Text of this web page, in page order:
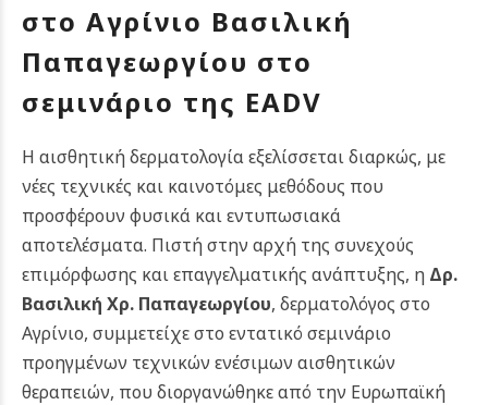
στο Αγρίνιο Βασιλική
Παπαγεωργίου στο
σεμινάριο της EADV
Η αισθητική δερματολογία εξελίσσεται διαρκώς, με
νέες τεχνικές και καινοτόμες μεθόδους που
προσφέρουν φυσικά και εντυπωσιακά
αποτελέσματα. Πιστή στην αρχή της συνεχούς
επιμόρφωσης και επαγγελματικής ανάπτυξης, η Δρ.
Βασιλική Χρ. Παπαγεωργίου, δερματολόγος στο
Αγρίνιο, συμμετείχε στο εντατικό σεμινάριο
προηγμένων τεχνικών ενέσιμων αισθητικών
θεραπειών, που διοργανώθηκε από την Ευρωπαϊκή